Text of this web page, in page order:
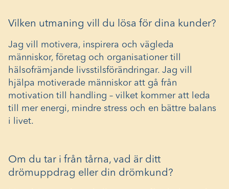
Vilken utmaning vill du lösa för dina kunder?
Jag vill motivera, inspirera och vägleda
människor, företag och organisationer till
hälsofrämjande livsstilsförändringar. Jag vill
hjälpa motiverade människor att gå från
motivation till handling – vilket kommer att leda
till mer energi, mindre stress och en bättre balans
i livet.
Om du tar i från tårna, vad är ditt
drömuppdrag eller din drömkund?